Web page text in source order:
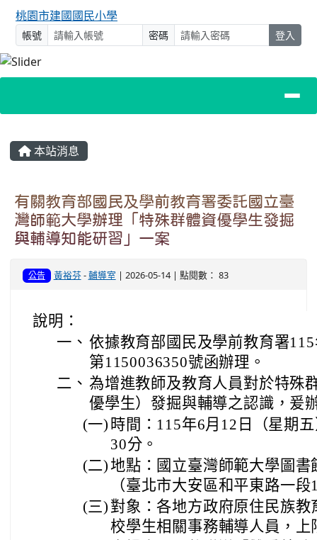
桃園市建國國民小學
帳號 密碼 登入
主內容區域
本站消息
有關教育部國民及學前教育署委託國立臺
灣師範大學辦理「特殊群體資優學生發掘
與輔導知能研習」一案
公告 黃裕芬-輔導室 | 2026-05-14 | 點閱數： 83
說明：
一、 依據教育部國民及學前教育署
第1150036350號函辦理。
二、 為增進教師及教育人員對於特殊
優學生）發掘與輔導之認識，爰
(一) 時間：115年6月12日（星期
30分。
(二)地點：國立臺灣師範大學圖
（臺北市大安區和平東路一
(三) 對象：各地方政府原住民族
校學生相關事務輔導人員，上